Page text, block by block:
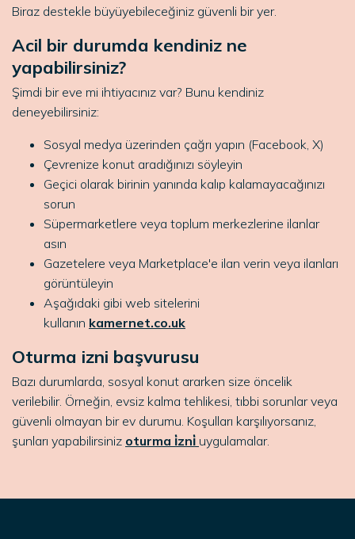
Biraz destekle büyüyebileceğiniz güvenli bir yer.
Acil bir durumda kendiniz ne
yapabilirsiniz?
Şimdi bir eve mi ihtiyacınız var? Bunu kendiniz
deneyebilirsiniz:
Sosyal medya üzerinden çağrı yapın (Facebook, X)
Çevrenize konut aradığınızı söyleyin
Geçici olarak birinin yanında kalıp kalamayacağınızı
sorun
Süpermarketlere veya toplum merkezlerine ilanlar
asın
Gazetelere veya Marketplace'e ilan verin veya ilanları
görüntüleyin
Aşağıdaki gibi web sitelerini
kullanın kamernet.co.uk
Oturma izni başvurusu
Bazı durumlarda, sosyal konut ararken size öncelik
verilebilir. Örneğin, evsiz kalma tehlikesi, tıbbi sorunlar veya
güvenli olmayan bir ev durumu. Koşulları karşılıyorsanız,
şunları yapabilirsiniz oturma i̇zni̇ uygulamalar.